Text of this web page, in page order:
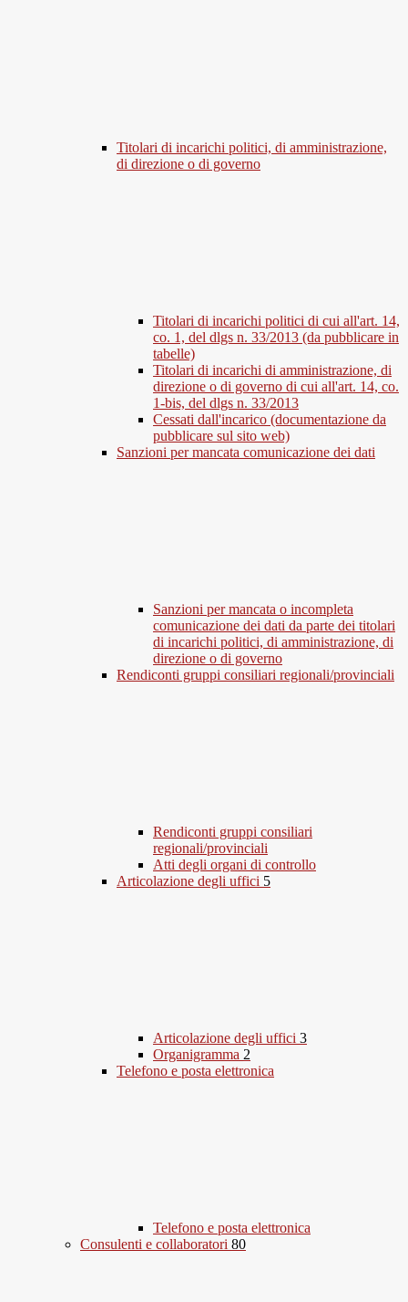
Titolari di incarichi politici, di amministrazione,
di direzione o di governo
Titolari di incarichi politici di cui all'art. 14,
co. 1, del dlgs n. 33/2013 (da pubblicare in
tabelle)
Titolari di incarichi di amministrazione, di
direzione o di governo di cui all'art. 14, co.
1-bis, del dlgs n. 33/2013
Cessati dall'incarico (documentazione da
pubblicare sul sito web)
Sanzioni per mancata comunicazione dei dati
Sanzioni per mancata o incompleta
comunicazione dei dati da parte dei titolari
di incarichi politici, di amministrazione, di
direzione o di governo
Rendiconti gruppi consiliari regionali/provinciali
Rendiconti gruppi consiliari
regionali/provinciali
Atti degli organi di controllo
Articolazione degli uffici 5
Articolazione degli uffici 3
Organigramma 2
Telefono e posta elettronica
Telefono e posta elettronica
Consulenti e collaboratori 80